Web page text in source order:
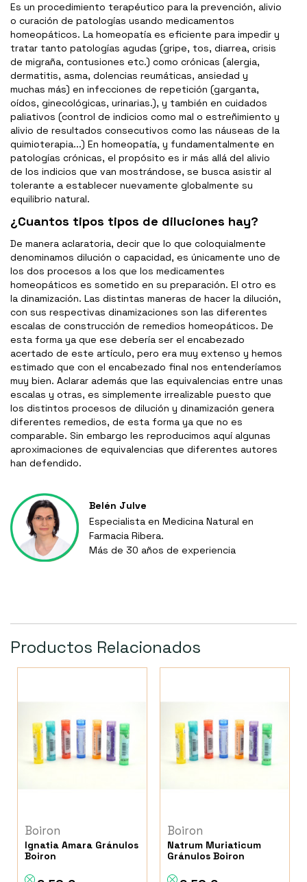
Es un procedimiento terapéutico para la prevención, alivio
o curación de patologías usando medicamentos
homeopáticos. La homeopatía es eficiente para impedir y
tratar tanto patologías agudas (gripe, tos, diarrea, crisis
de migraña, contusiones etc.) como crónicas (alergia,
dermatitis, asma, dolencias reumáticas, ansiedad y
muchas más) en infecciones de repetición (garganta,
oídos, ginecológicas, urinarias.), y también en cuidados
paliativos (control de indicios como mal o estreñimiento y
alivio de resultados consecutivos como las náuseas de la
quimioterapia...) En homeopatía, y fundamentalmente en
patologías crónicas, el propósito es ir más allá del alivio
de los indicios que van mostrándose, se busca asistir al
tolerante a establecer nuevamente globalmente su
equilibrio natural.
¿Cuantos tipos tipos de diluciones hay?
De manera aclaratoria, decir que lo que coloquialmente
denominamos dilución o capacidad, es únicamente uno de
los dos procesos a los que los medicamentes
homeopáticos es sometido en su preparación. El otro es
la dinamización. Las distintas maneras de hacer la dilución,
con sus respectivas dinamizaciones son las diferentes
escalas de construcción de remedios homeopáticos. De
esta forma ya que ese debería ser el encabezado
acertado de este artículo, pero era muy extenso y hemos
estimado que con el encabezado final nos entenderíamos
muy bien. Aclarar además que las equivalencias entre unas
escalas y otras, es simplemente irrealizable puesto que
los distintos procesos de dilución y dinamización genera
diferentes remedios, de esta forma ya que no es
comparable. Sin embargo les reproducimos aquí algunas
aproximaciones de equivalencias que diferentes autores
han defendido.
Belén Julve
Especialista en Medicina Natural en
Farmacia Ribera.
Más de 30 años de experiencia
Productos Relacionados
Boiron
Ignatia Amara Gránulos
Boiron
Boiron
Natrum Muriaticum
Gránulos Boiron